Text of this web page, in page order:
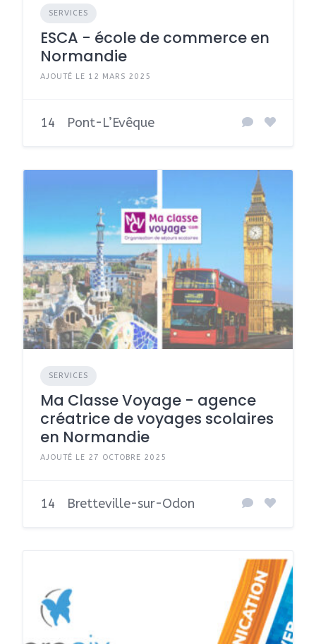
SERVICES
ESCA - école de commerce en
Normandie
AJOUTÉ LE 12 MARS 2025
14 Pont-L’Evêque
SERVICES
Ma Classe Voyage - agence
créatrice de voyages scolaires
en Normandie
AJOUTÉ LE 27 OCTOBRE 2025
14 Bretteville-sur-Odon